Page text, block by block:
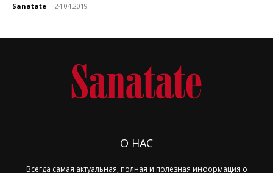
Sanatate - 24.04.2019
О НАС
Всегда самая актуальная, полная и полезная информация о